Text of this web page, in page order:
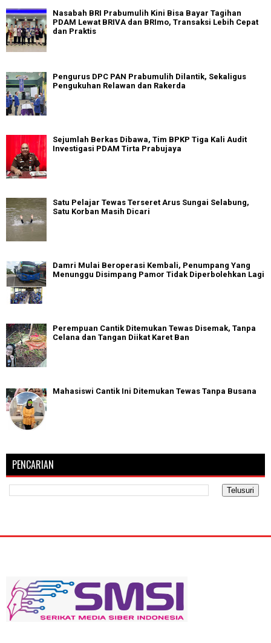
Nasabah BRI Prabumulih Kini Bisa Bayar Tagihan
PDAM Lewat BRIVA dan BRImo, Transaksi Lebih Cepat
dan Praktis
Pengurus DPC PAN Prabumulih Dilantik, Sekaligus
Pengukuhan Relawan dan Rakerda
Sejumlah Berkas Dibawa, Tim BPKP Tiga Kali Audit
Investigasi PDAM Tirta Prabujaya
Satu Pelajar Tewas Terseret Arus Sungai Selabung,
Satu Korban Masih Dicari
Damri Mulai Beroperasi Kembali, Penumpang Yang
Menunggu Disimpang Pamor Tidak Diperbolehkan Lagi
Perempuan Cantik Ditemukan Tewas Disemak, Tanpa
Celana dan Tangan Diikat Karet Ban
Mahasiswi Cantik Ini Ditemukan Tewas Tanpa Busana
PENCARIAN